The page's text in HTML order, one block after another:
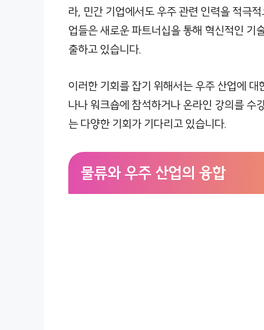
라, 민간 기업에서도 우주 관련 인력을 적극
업들은 새로운 파트너십을 통해 혁신적인 기
출하고 있습니다.
이러한 기회를 잡기 위해서는 우주 산업에
나나 워크숍에 참석하거나 온라인 강의를 수
는 다양한 기회가 기다리고 있습니다.
물류와 우주 산업의 융합